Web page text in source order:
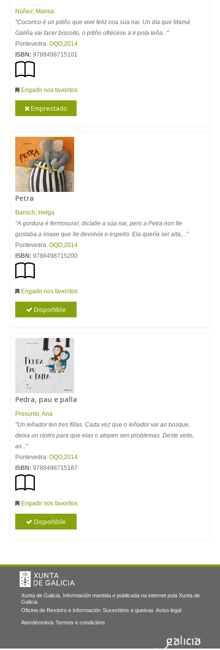
Núñez, Marisa
"Cocorico é un pitiño que vive feliz coa súa nai. Un día que Mamá
Galiña vai facer biscoito, o pitiño ofrécese a ir pola leña..."
Pontevedra: OQO,2014
ISBN: 9788498715101
Engadir nos favoritos
Emprestado
Petra
Bansch, Helga
"A gordura é fermosura!, dicíalle a súa nai, pero a Petra non lle
gustaba a imaxe que lle devolvía o espello. Ela quería ser alta,..."
Pontevedra: OQO,2014
ISBN: 9788498715200
Engadir nos favoritos
Dispoñible
Pedra, pau e palla
Presunto, Ana
"Un leñador ten tres fillas. Cada vez que o leñador vai ao bosque,
deixa un rastro para que elas o atopen sen problemas. Deste xeito,
as..."
Pontevedra: OQO,2014
ISBN: 9788498715187
Engadir nos favoritos
Dispoñible
Xunta de Galicia. Información mantida e publicada na internet pola Xunta de
Galicia
Oficina de Rexistro e Información Suxestións e queixas Aviso legal
Atendémolo/a Termos e condicións